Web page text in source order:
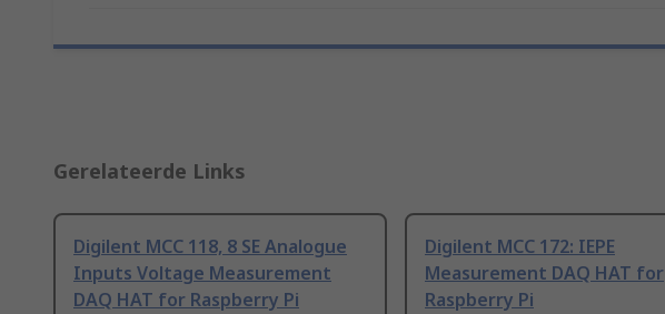
Gerelateerde Links
Digilent MCC 118, 8 SE Analogue
Inputs Voltage Measurement
DAQ HAT for Raspberry Pi
Digilent MCC 172: IEPE
Measurement DAQ HAT for
Raspberry Pi